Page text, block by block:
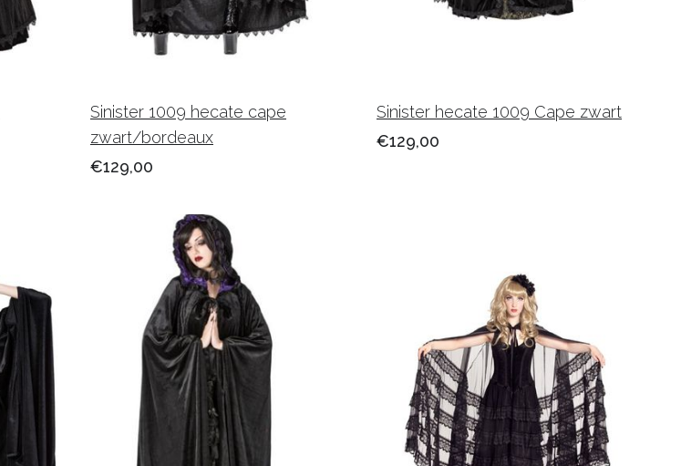
Sinister 1009 hecate cape
zwart/bordeaux
€129,00
Sinister hecate 1009 Cape zwart
€129,00